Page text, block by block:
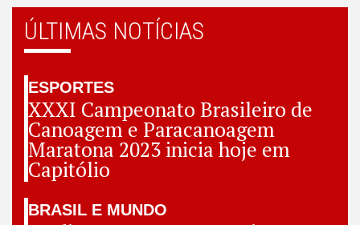
ÚLTIMAS NOTÍCIAS
ESPORTES
XXXI Campeonato Brasileiro de
Canoagem e Paracanoagem
Maratona 2023 inicia hoje em
Capitólio
BRASIL E MUNDO